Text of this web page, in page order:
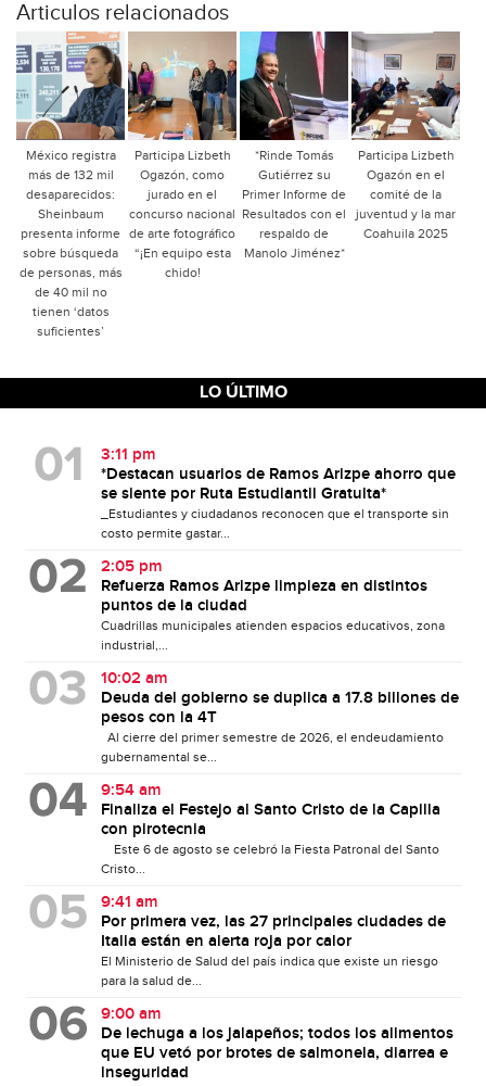
Articulos relacionados
México registra
más de 132 mil
desaparecidos:
Sheinbaum
presenta informe
sobre búsqueda
de personas, más
de 40 mil no
tienen ‘datos
suficientes’
Participa Lizbeth
Ogazón, como
jurado en el
concurso nacional
de arte fotográfico
“¡En equipo esta
chido!
*Rinde Tomás
Gutiérrez su
Primer Informe de
Resultados con el
respaldo de
Manolo Jiménez*
Participa Lizbeth
Ogazón en el
comité de la
juventud y la mar
Coahuila 2025
LO ÚLTIMO
3:11 pm
*Destacan usuarios de Ramos Arizpe ahorro que
se siente por Ruta Estudiantil Gratuita*
_Estudiantes y ciudadanos reconocen que el transporte sin
costo permite gastar...
2:05 pm
Refuerza Ramos Arizpe limpieza en distintos
puntos de la ciudad
Cuadrillas municipales atienden espacios educativos, zona
industrial,...
10:02 am
Deuda del gobierno se duplica a 17.8 billones de
pesos con la 4T
Al cierre del primer semestre de 2026, el endeudamiento
gubernamental se...
9:54 am
Finaliza el Festejo al Santo Cristo de la Capilla
con pirotecnia
Este 6 de agosto se celebró la Fiesta Patronal del Santo
Cristo...
9:41 am
Por primera vez, las 27 principales ciudades de
Italia están en alerta roja por calor
El Ministerio de Salud del país indica que existe un riesgo
para la salud de...
9:00 am
De lechuga a los jalapeños; todos los alimentos
que EU vetó por brotes de salmonela, diarrea e
inseguridad